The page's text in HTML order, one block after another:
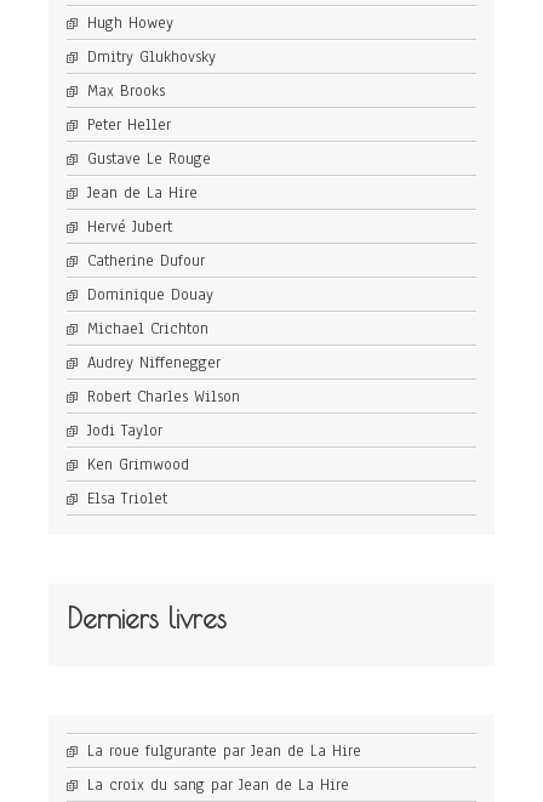
Hugh Howey
Dmitry Glukhovsky
Max Brooks
Peter Heller
Gustave Le Rouge
Jean de La Hire
Hervé Jubert
Catherine Dufour
Dominique Douay
Michael Crichton
Audrey Niffenegger
Robert Charles Wilson
Jodi Taylor
Ken Grimwood
Elsa Triolet
Derniers livres
La roue fulgurante par Jean de La Hire
La croix du sang par Jean de La Hire